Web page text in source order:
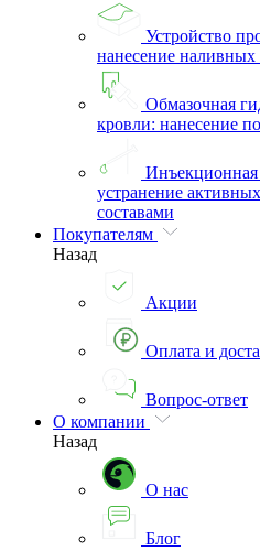
Устройство
нанесение
Обмазочная
кровли: нанесение
Инъекционная
устранение
составами
Покупателям
Назад
Акции
Оплата и
Вопрос-ответ
О компании
Назад
О нас
Блог